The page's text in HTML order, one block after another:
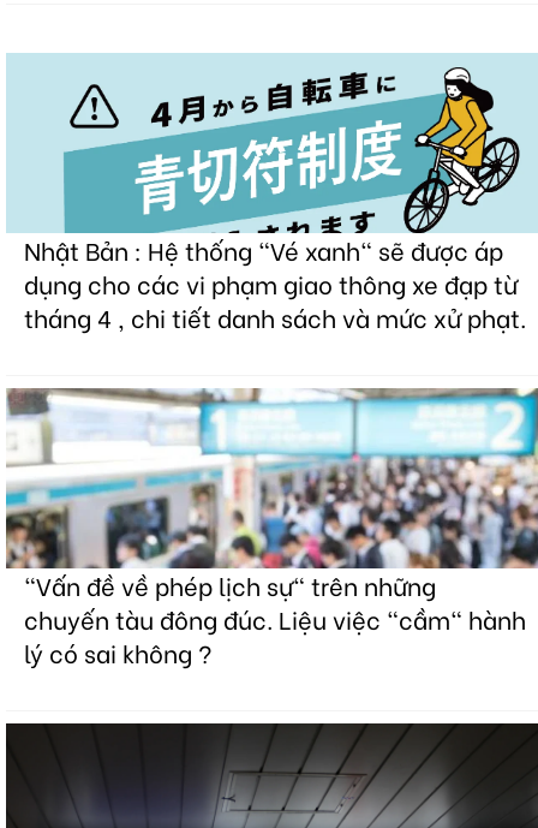
Nhật Bản : Hệ thống "Vé xanh" sẽ được áp
dụng cho các vi phạm giao thông xe đạp từ
tháng 4 , chi tiết danh sách và mức xử phạt.
"Vấn đề về phép lịch sự" trên những
chuyến tàu đông đúc. Liệu việc "cầm" hành
lý có sai không ?